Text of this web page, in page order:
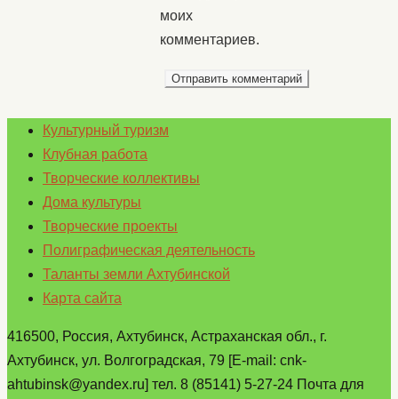
моих
комментариев.
Культурный туризм
Клубная работа
Творческие коллективы
Дома культуры
Творческие проекты
Полиграфическая деятельность
Таланты земли Ахтубинской
Карта сайта
416500, Россия, Ахтубинск, Астраханская обл., г.
Ахтубинск, ул. Волгоградская, 79 [E-mail: cnk-
ahtubinsk@yandex.ru] тел. 8 (85141) 5-27-24 Почта для